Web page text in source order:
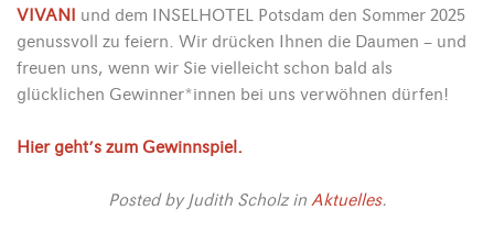
VIVANI und dem INSELHOTEL Potsdam den Sommer 2025
genussvoll zu feiern. Wir drücken Ihnen die Daumen – und
freuen uns, wenn wir Sie vielleicht schon bald als
glücklichen Gewinner*innen bei uns verwöhnen dürfen!
Hier geht’s zum Gewinnspiel.
Posted by Judith Scholzin Aktuelles.